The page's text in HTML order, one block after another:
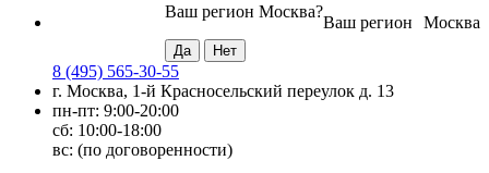
Москва
Ваш регион
Ваш регион Москва?
8 (495) 565-30-55
г. Москва, 1-й Красносельский переулок д. 13
пн-пт: 9:00-20:00
сб: 10:00-18:00
вс: (по договоренности)